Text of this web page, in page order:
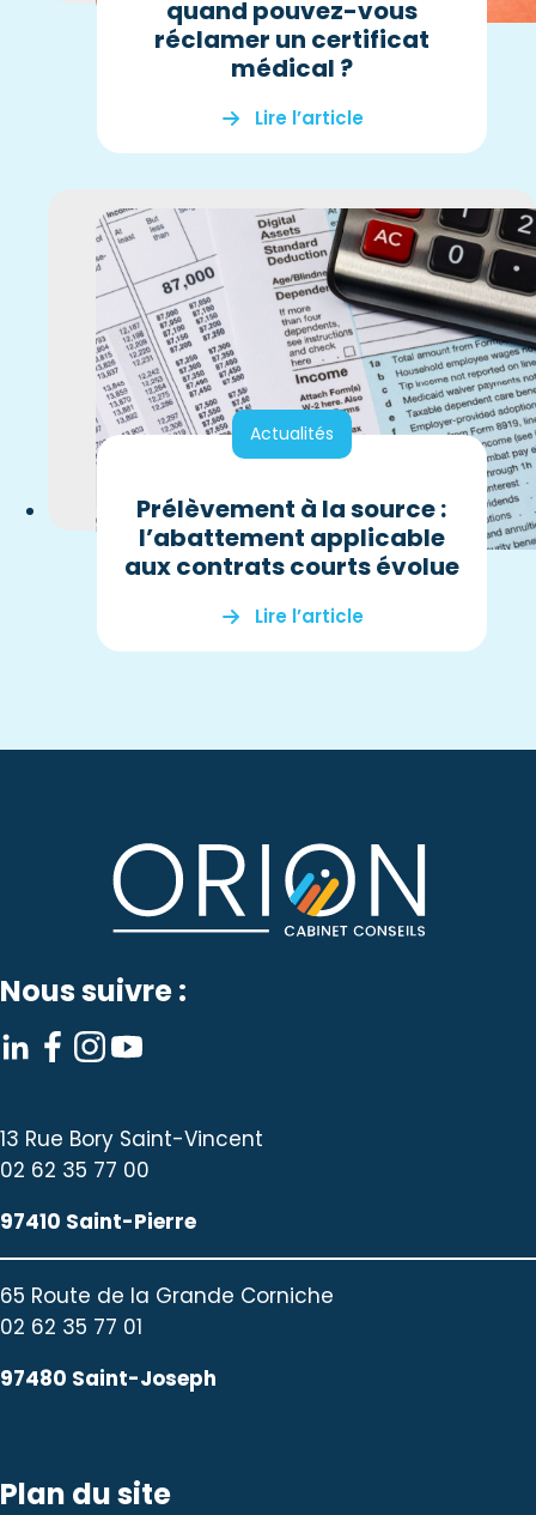
quand pouvez-vous
réclamer un certificat
médical ?
Lire l’article
Actualités
Prélèvement à la source :
l’abattement applicable
aux contrats courts évolue
Lire l’article
Nous suivre :
13 Rue Bory Saint-Vincent
02 62 35 77 00
97410 Saint-Pierre
65 Route de la Grande Corniche
02 62 35 77 01
97480 Saint-Joseph
Plan du site